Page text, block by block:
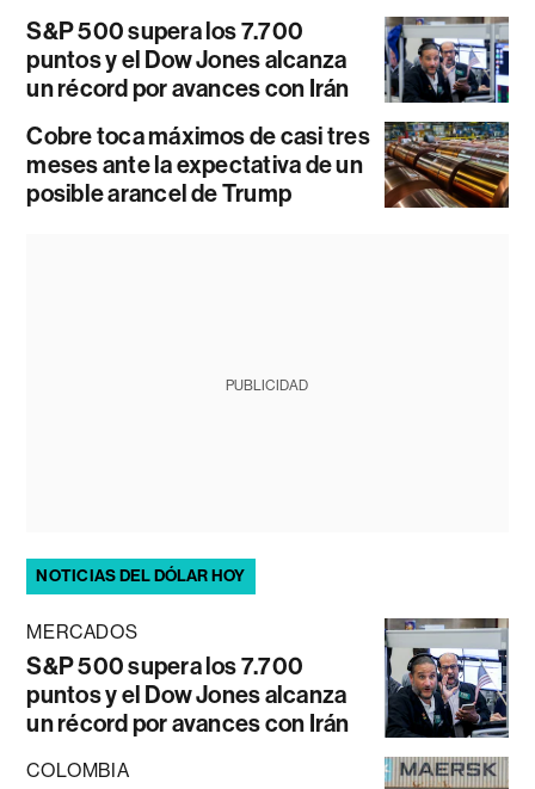
S&P 500 supera los 7.700
puntos y el Dow Jones alcanza
un récord por avances con Irán
Cobre toca máximos de casi tres
meses ante la expectativa de un
posible arancel de Trump
PUBLICIDAD
NOTICIAS DEL DÓLAR HOY
MERCADOS
S&P 500 supera los 7.700
puntos y el Dow Jones alcanza
un récord por avances con Irán
COLOMBIA